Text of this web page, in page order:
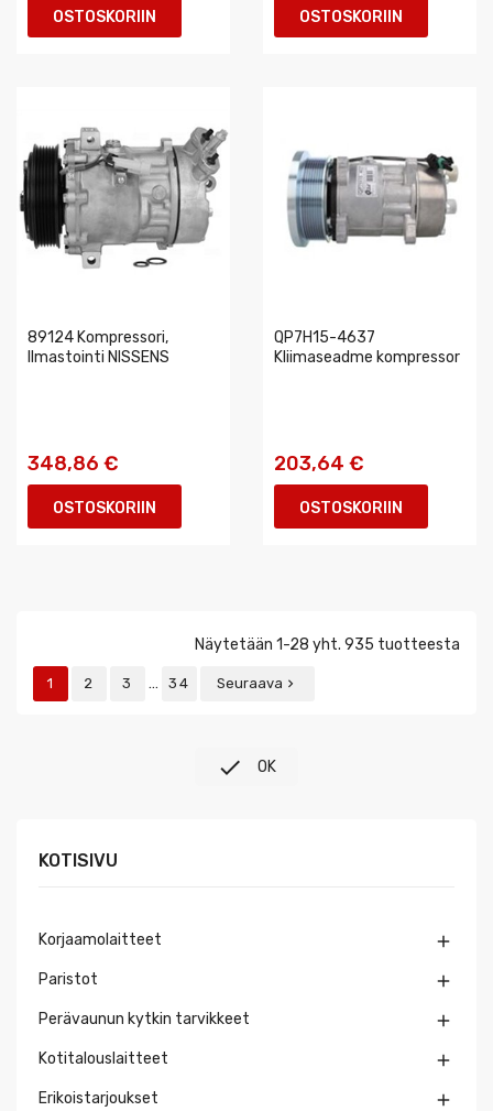
OSTOSKORIIN OSTOSKORIIN
89124 Kompressori,
Ilmastointi NISSENS
348,86 €
OSTOSKORIIN
QP7H15-4637
Kliimaseadme kompressor
203,64 €
OSTOSKORIIN
Näytetään 1-28 yht. 935 tuotteesta
1 2 3 … 34 Seuraava 
 OK
KOTISIVU
Korjaamolaitteet 
Paristot 
Perävaunun kytkin tarvikkeet 
Kotitalouslaitteet 
Erikoistarjoukset 